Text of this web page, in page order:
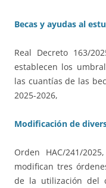
Becas y ayudas al
Real Decreto 163/
establecen los
las cuantías de las
2025-2026,
Modificación de
Orden HAC/241/
modifican tres
de la utilización del